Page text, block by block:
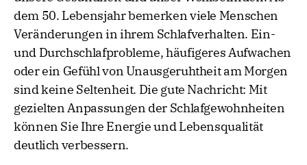
dem 50. Lebensjahr bemerken viele Menschen
Veränderungen in ihrem Schlafverhalten. Ein-
und Durchschlafprobleme, häufigeres Aufwachen
oder ein Gefühl von Unausgeruhtheit am Morgen
sind keine Seltenheit. Die gute Nachricht: Mit
gezielten Anpassungen der Schlafgewohnheiten
können Sie Ihre Energie und Lebensqualität
deutlich verbessern.